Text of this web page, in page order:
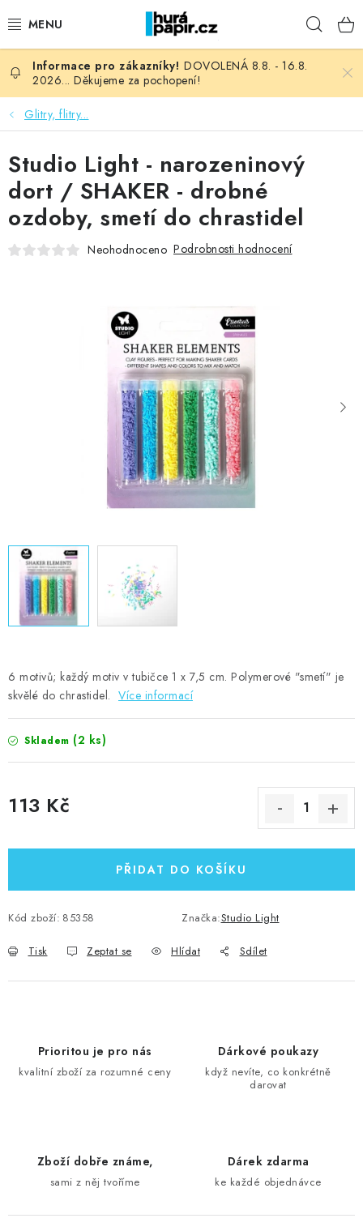
na
NOVINKY
HURÁ DÍLNA
VŠECHNO ZBOŽÍ
KNIHAŘSKÝ MATERIÁL
MOJE OBJEDNÁVKA
Kontakty Moje objednávka
Oblíbené ♥️
Hodnocení obchodu
Obchodní podmínky
Podmínky ochrany osobních údajů
DOVOLENÁ 8.8. - 16.8.
2026... Děkujeme za pochopení!
Glitry, flitry...
6 motivů; každý motiv v tubičce 1 x 7,5 cm. Polymerové "smetí" je
skvělé do chrastidel. Více informací
Skladem (2 ks)
113 Kč
PŘIDAT DO KOŠÍKU
Kód zboží: 85358 Značka:Studio Light
Tisk Zeptat se Hlídat Sdílet
Studio Light - narozeninový
dort / SHAKER - drobné
ozdoby, smetí do chrastidel
Neohodnoceno Podrobnosti hodnocení
Prioritou je pro nás
kvalitní zboží za rozumné ceny
Dárkové poukazy
když nevíte, co konkrétně
darovat
Zboží dobře známe,
sami z něj tvoříme
Dárek zdarma
ke každé objednávce